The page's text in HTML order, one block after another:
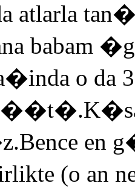
atlarla
babam
o da
en
(o an